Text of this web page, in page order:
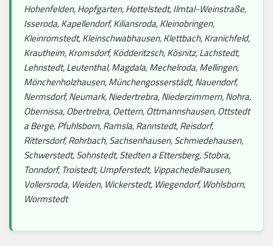
Hohenfelden, Hopfgarten, Hottelstedt, Ilmtal-Weinstraße,
Isseroda, Kapellendorf, Kiliansroda, Kleinobringen,
Kleinromstedt, Kleinschwabhausen, Klettbach, Kranichfeld,
Krautheim, Kromsdorf, Ködderitzsch, Kösnitz, Lachstedt,
Lehnstedt, Leutenthal, Magdala, Mechelroda, Mellingen,
Mönchenholzhausen, Münchengosserstädt, Nauendorf,
Nermsdorf, Neumark, Niedertrebra, Niederzimmern, Nohra,
Obernissa, Obertrebra, Oettern, Ottmannshausen, Ottstedt
a Berge, Pfuhlsborn, Ramsla, Rannstedt, Reisdorf,
Rittersdorf, Rohrbach, Sachsenhausen, Schmiedehausen,
Schwerstedt, Sohnstedt, Stedten a Ettersberg, Stobra,
Tonndorf, Troistedt, Umpferstedt, Vippachedelhausen,
Vollersroda, Weiden, Wickerstedt, Wiegendorf, Wohlsborn,
Wormstedt